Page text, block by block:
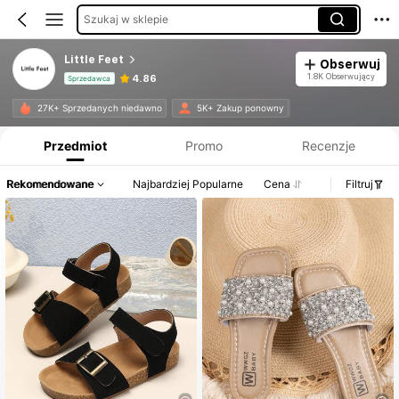
Szukaj w sklepie
Little Feet
Sprzedawca 4.86
Obserwuj
1.8K Obserwujący
27K+ Sprzedanych niedawno 5K+ Zakup ponowny
Przedmiot Promo Recenzje
Rekomendowane Najbardziej Popularne Cena Filtruj